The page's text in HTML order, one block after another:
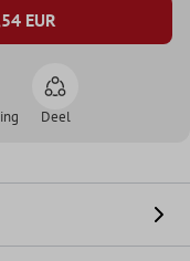
EUR
Deel